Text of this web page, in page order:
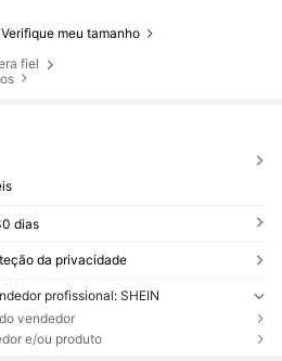
Verifique meu tamanho
fiel
dias
da privacidade
profissional: SHEIN
vendedor
e/ou produto